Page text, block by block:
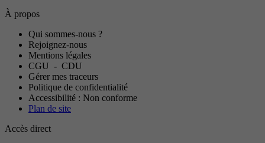
À propos
Qui sommes-nous ?
Rejoignez-nous
Mentions légales
CGU - CDU
Gérer mes traceurs
Politique de confidentialité
Accessibilité : Non conforme
Plan de site
Accès direct